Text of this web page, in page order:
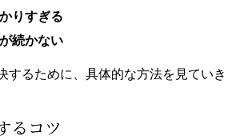
りすぎる
続かない
するために、具体的な方法を見ていき
るコツ